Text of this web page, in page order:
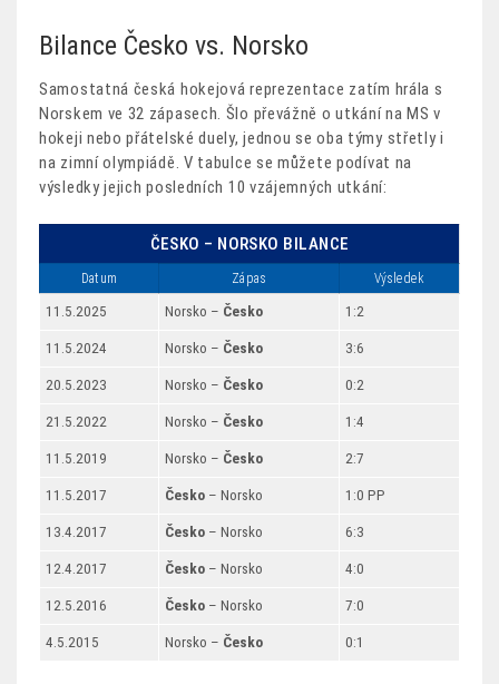
Bilance Česko vs. Norsko
Samostatná česká hokejová reprezentace zatím hrála s
Norskem ve 32 zápasech. Šlo převážně o utkání na MS v
hokeji nebo přátelské duely, jednou se oba týmy střetly i
na zimní olympiádě. V tabulce se můžete podívat na
výsledky jejich posledních 10 vzájemných utkání:
ČESKO – NORSKO BILANCE
Datum Zápas Výsledek
11.5.2025 Norsko – Česko 1:2
11.5.2024 Norsko – Česko 3:6
20.5.2023 Norsko – Česko 0:2
21.5.2022 Norsko – Česko 1:4
11.5.2019 Norsko – Česko 2:7
11.5.2017 Česko – Norsko 1:0 PP
13.4.2017 Česko – Norsko 6:3
12.4.2017 Česko – Norsko 4:0
12.5.2016 Česko – Norsko 7:0
4.5.2015 Norsko – Česko 0:1